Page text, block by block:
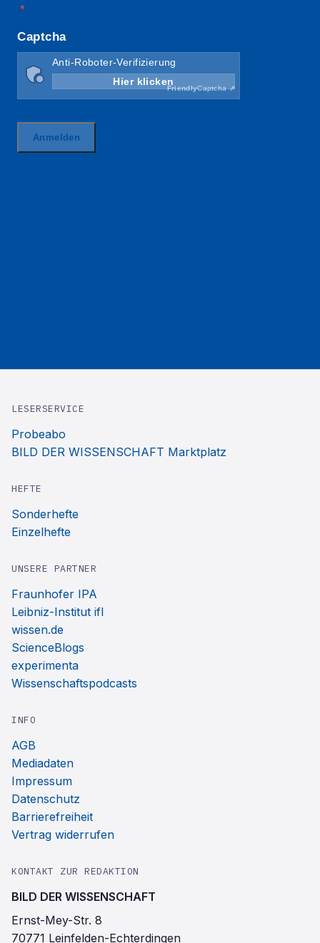
LESERSERVICE
Probeabo
BILD DER WISSENSCHAFT Marktplatz
HEFTE
Sonderhefte
Einzelhefte
UNSERE PARTNER
Fraunhofer IPA
Leibniz-Institut ifl
wissen.de
ScienceBlogs
experimenta
Wissenschaftspodcasts
INFO
AGB
Mediadaten
Impressum
Datenschutz
Barrierefreiheit
Vertrag widerrufen
KONTAKT ZUR REDAKTION
BILD DER WISSENSCHAFT
Ernst-Mey-Str. 8
70771 Leinfelden-Echterdingen